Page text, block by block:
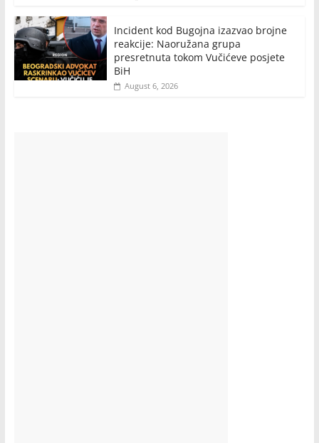
Incident kod Bugojna izazvao brojne
reakcije: Naoružana grupa
presretnuta tokom Vučićeve posjete
BiH
August 6, 2026